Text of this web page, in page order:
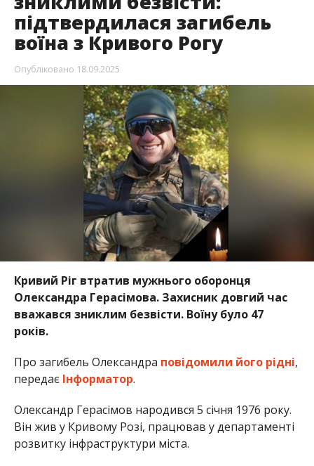
підтвердилася загибель
воїна з Кривого Рогу
Опубліковано 18.09.2025
Кривий Ріг втратив мужнього оборонця
Олександра Герасімова. Захисник довгий час
вважався зниклим безвісти. Воїну було 47
років.
Про загибель Олександра повідомили його рідні,
передає Інформатор.
Олександр Герасімов народився 5 січня 1976 року.
Він жив у Кривому Розі, працював у департаменті
розвитку інфраструктури міста.